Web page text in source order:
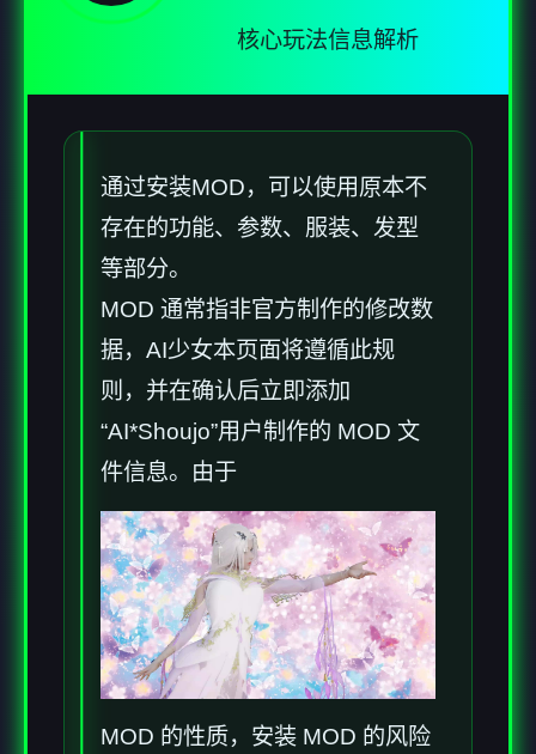
核心玩法信息解析
通过安装MOD，可以使用原本不
存在的功能、参数、服装、发型
等部分。
MOD 通常指非官方制作的修改数
据，AI少女本页面将遵循此规
则，并在确认后立即添加
“AI*Shoujo”用户制作的 MOD 文
件信息。由于
MOD 的性质，安装 MOD 的风险